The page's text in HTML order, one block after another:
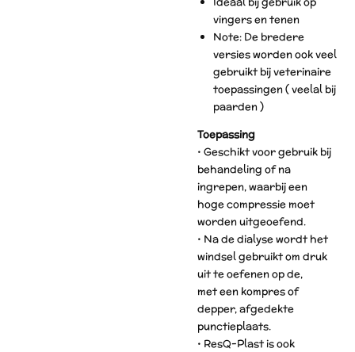
vingers en tenen
Note: De bredere
versies worden ook veel
gebruikt bij veterinaire
toepassingen ( veelal bij
paarden )
Toepassing
• Geschikt voor gebruik bij
behandeling of na
ingrepen, waarbij een
hoge compressie moet
worden uitgeoefend.
• Na de dialyse wordt het
windsel gebruikt om druk
uit te oefenen op de,
met een kompres of
depper, afgedekte
punctieplaats.
• ResQ-Plast is ook